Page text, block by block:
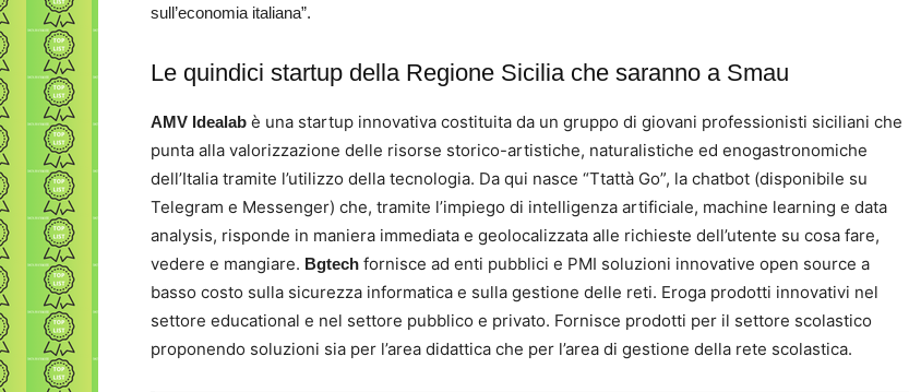
sull’economia italiana”.
Le quindici startup della Regione Sicilia che saranno a Smau
AMV Idealab è una startup innovativa costituita da un gruppo di giovani professionisti siciliani che
punta alla valorizzazione delle risorse storico-artistiche, naturalistiche ed enogastronomiche
dell’Italia tramite l’utilizzo della tecnologia. Da qui nasce “Ttattà Go”, la chatbot (disponibile su
Telegram e Messenger) che, tramite l’impiego di intelligenza artificiale, machine learning e data
analysis, risponde in maniera immediata e geolocalizzata alle richieste dell’utente su cosa fare,
vedere e mangiare. Bgtech fornisce ad enti pubblici e PMI soluzioni innovative open source a
basso costo sulla sicurezza informatica e sulla gestione delle reti. Eroga prodotti innovativi nel
settore educational e nel settore pubblico e privato. Fornisce prodotti per il settore scolastico
proponendo soluzioni sia per l’area didattica che per l’area di gestione della rete scolastica.